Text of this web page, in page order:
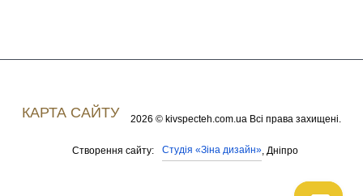
КАРТА САЙТУ 2026 © kivspecteh.com.ua Всі права захищені.
Створення сайту: Студія «Зіна дизайн», Дніпро